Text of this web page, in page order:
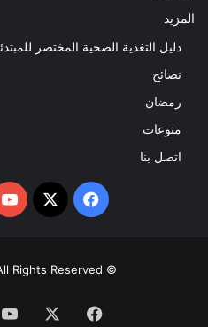
المزيد
دليل التغذية الصحية المختصر للمبتدئين
نصائح
رمضان
منوعات
اتصل بنا
فيسبوك
‫X
© Copyright 2026, All Rights Reserved
فيسبوك